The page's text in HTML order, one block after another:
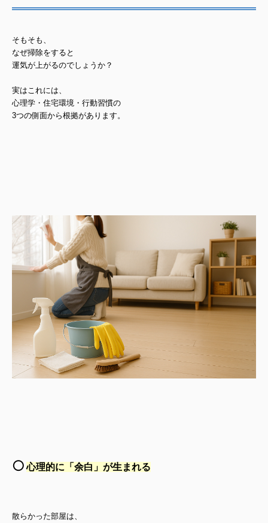
そもそも、
なぜ掃除をすると
運気が上がるのでしょうか？
実はこれには、
心理学・住宅環境・行動習慣の
3つの側面から根拠があります。
⚪️ 心理的に「余白」が生まれる
散らかった部屋は、